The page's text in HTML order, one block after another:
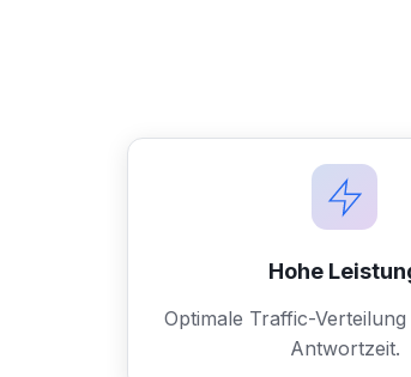
Hohe
Optimale Traffic-
Antwortzeit.